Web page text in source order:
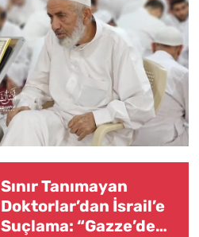
Sınır Tanımayan
Doktorlar’dan İsrail’e
Suçlama: “Gazze’de